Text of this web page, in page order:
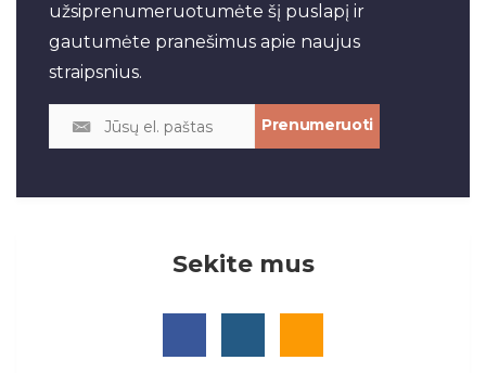
užsiprenumeruotumėte šį puslapį ir
gautumėte pranešimus apie naujus
straipsnius.
Sekite mus